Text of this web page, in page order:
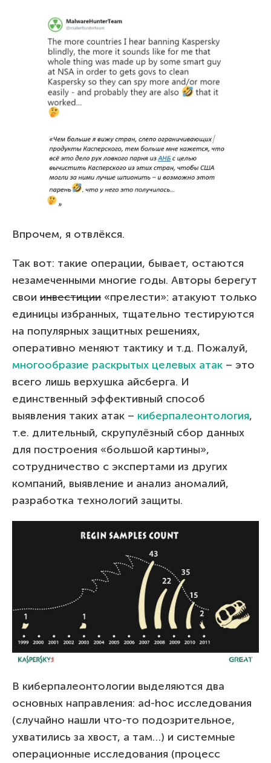
Впрочем, я отвлёкся.
Так вот: такие операции, бывает, остаются
незамеченными многие годы. Авторы берегут
свои инвестиции «прелести»: атакуют только
единицы избранных, тщательно тестируются
на популярных защитных решениях,
оперативно меняют тактику и т.д. Пожалуй,
многообразие раскрытых целевых атак – это
всего лишь верхушка айсберга. И
единственный эффективный способ
выявления таких атак – киберпалеонтология,
т.е. длительный, скрупулёзный сбор данных
для построения «большой картины»,
сотрудничество с экспертами из других
компаний, выявление и анализ аномалий,
разработка технологий защиты.
В киберпалеонтологии выделяются два
основных направления: ad-hoc исследования
(случайно нашли что-то подозрительное,
ухватились за хвост, а там…) и системные
операционные исследования (процесс